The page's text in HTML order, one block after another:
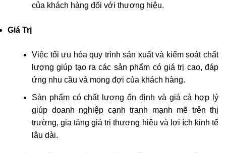
của khách hàng đối với thương hiệu.
Giá Trị
Việc tối ưu hóa quy trình sản xuất và kiểm soát chất
lượng giúp tạo ra các sản phẩm có giá trị cao, đáp
ứng nhu cầu và mong đợi của khách hàng.
Sản phẩm có chất lượng ổn định và giá cả hợp lý
giúp doanh nghiệp cạnh tranh mạnh mẽ trên thị
trường, gia tăng giá trị thương hiệu và lợi ích kinh tế
lâu dài.